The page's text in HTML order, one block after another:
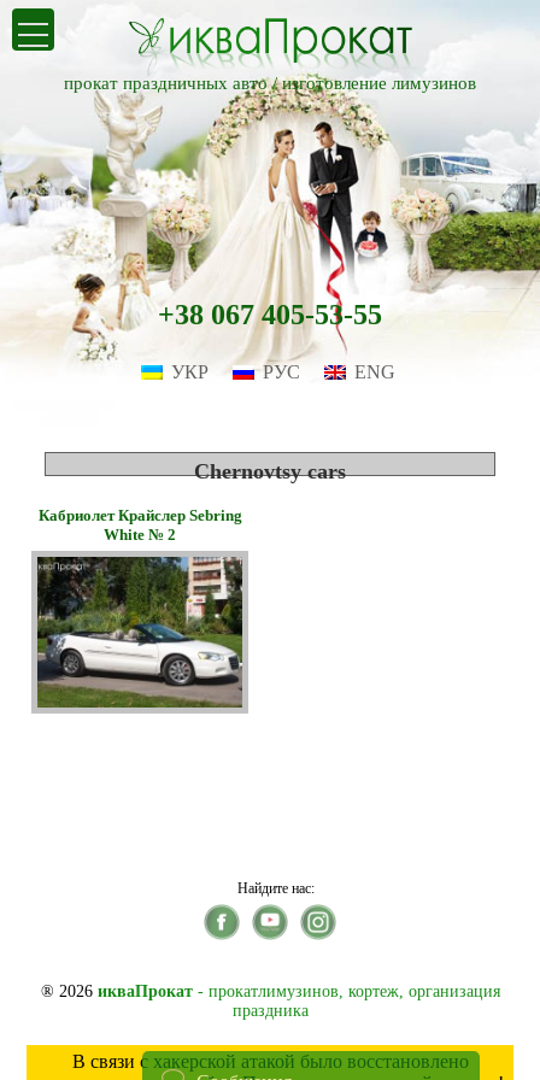
прокат праздничных авто /изготовление лимузинов
+38 067 405-53-55
УКР РУС ENG
Chernovtsy cars
Кабриолет Крайслер Sebring
White № 2
Найдите нас:
® 2026 икваПрокат- прокатлимузинов, кортеж, организация
праздника
В связи с хакерской атакой было восстановлено